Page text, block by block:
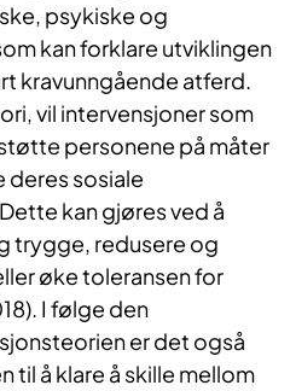
psykiske og
kan forklare utviklingen
kravunngående atferd.
vil intervensjoner som
personene på måter
deres sosiale
kan gjøres ved å
trygge, redusere og
øke toleransen for
I følge den
er det også
til å klare å skille mellom